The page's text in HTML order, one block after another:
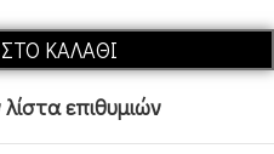
ΚΑΛΆΘΙ
επιθυμιών